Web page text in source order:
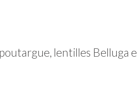
lentilles Belluga